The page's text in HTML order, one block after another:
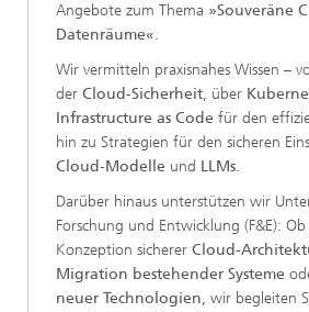
Angebote zum Thema »Souveräne
Datenräume«.
Wir vermitteln praxisnahes Wissen –
der Cloud-Sicherheit, über
Infrastructure as Code für den
hin zu Strategien für den sicheren
Cloud-Modelle und LLMs.
Darüber hinaus unterstützen wir
Forschung und Entwicklung (F&E):
Konzeption sicherer Cloud-
Migration bestehender Systeme
neuer Technologien, wir begleiten